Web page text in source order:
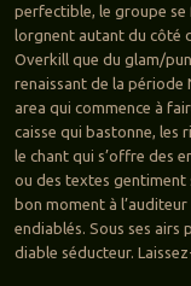
perfectible, le groupe se
lorgnent autant du côté
Overkill que du glam/
renaissant de la période
area qui commence à
caisse qui bastonne, les
le chant qui s’offre des
ou des textes
bon moment à
endiablés. Sous ses
diable séducteur.